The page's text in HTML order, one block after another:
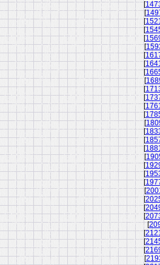
[
[
[
[
[
[
[
[
[
[
[
[
[
[
[
[
[
[
[
[
[
[
[
[
[
[
[
[
[
[
[